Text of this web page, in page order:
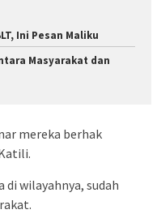
Ini Pesan Maliku
Masyarakat dan
mereka berhak
di wilayahnya, sudah